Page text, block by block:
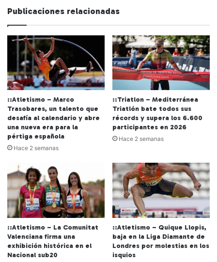
Publicaciones relacionadas
::Atletismo – Marco
Trasobares, un talento que
desafía al calendario y abre
una nueva era para la
pértiga española
Hace 2 semanas
::Triatlon – Mediterránea
Triatlón bate todos sus
récords y supera los 6.600
participantes en 2026
Hace 2 semanas
::Atletismo – La Comunitat
Valenciana firma una
exhibición histórica en el
Nacional sub20
::Atletismo – Quique Llopis,
baja en la Liga Diamante de
Londres por molestias en los
isquios